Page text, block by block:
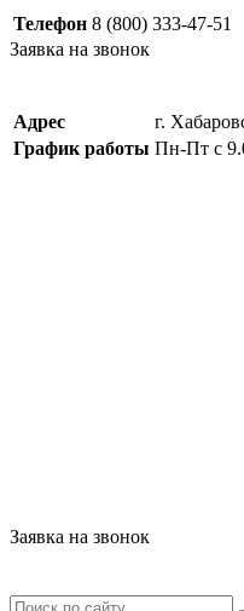
Телефон 8 (800) 333-47-51
Заявка на звонок
Адрес
г.
График работы Пн-Пт с
Заявка на звонок